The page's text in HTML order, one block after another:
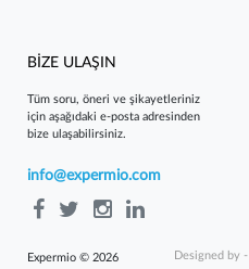
BİZE ULAŞIN
Tüm soru, öneri ve şikayetleriniz
için aşağıdaki e-posta adresinden
bize ulaşabilirsiniz.
info@expermio.com
Expermio © 2026 Designed by -